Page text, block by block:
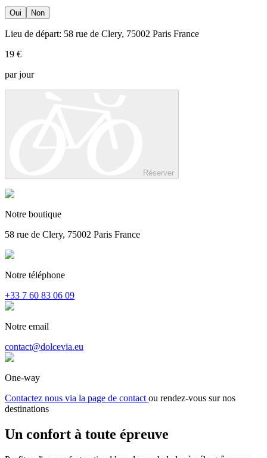
Oui Non
Lieu de départ: 58 rue de Clery, 75002 Paris France
19 €
par jour
Réserver
Notre boutique
58 rue de Clery, 75002 Paris France
Notre téléphone
+33 7 60 83 06 09
Notre email
contact@dolcevia.eu
One-way
Contactez nous via la page de contact ou rendez-vous sur nos
destinations
Un confort à toute épreuve